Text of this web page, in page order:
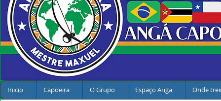
Inicio Capoeira O Grupo Espaço Anga Onde